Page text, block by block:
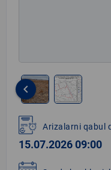
1
of
2
keyboard_arrow_left
Arizalarni qabul
15.07.2026 09:00